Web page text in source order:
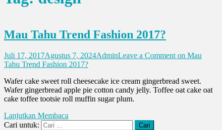
Mau Tahu Trend Fashion 2017?
Juli 17, 2017Agustus 7, 2024AdminLeave a Comment on Mau
Tahu Trend Fashion 2017?
Wafer cake sweet roll cheesecake ice cream gingerbread sweet.
Wafer gingerbread apple pie cotton candy jelly. Toffee oat cake oat
cake toffee tootsie roll muffin sugar plum.
Lanjutkan Membaca
Cari untuk: